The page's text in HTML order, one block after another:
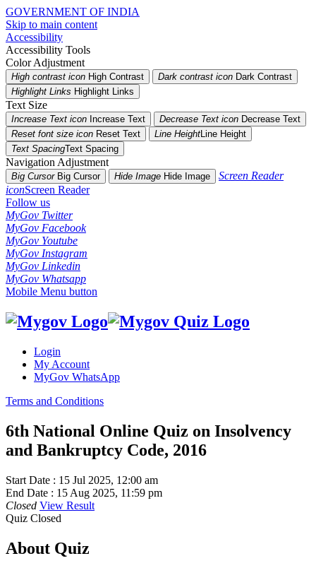
GOVERNMENT OF INDIA
Skip to main content
Accessibility
Accessibility Tools
Color Adjustment
High contrast icon High Contrast Dark contrast icon Dark Contrast
Highlight Links Highlight Links
Text Size
Increase Text icon Increase Text Decrease Text icon Decrease Text
Reset font size icon Reset Text Line HeightLine Height
Text SpacingText Spacing
Navigation Adjustment
Big CursorBig Cursor Hide Image Hide Image
Screen Reader
iconScreen Reader
Follow us
MyGov Twitter
MyGov Facebook
MyGov Youtube
MyGov Instagram
MyGov Linkedin
MyGov Whatsapp
Mobile Menu button
Login
My Account
MyGov WhatsApp
Terms and Conditions
6th National Online Quiz on Insolvency
and Bankruptcy Code, 2016
Start Date : 15 Jul 2025, 12:00 am
End Date : 15 Aug 2025, 11:59 pm
Closed View Result
Quiz Closed
About Quiz